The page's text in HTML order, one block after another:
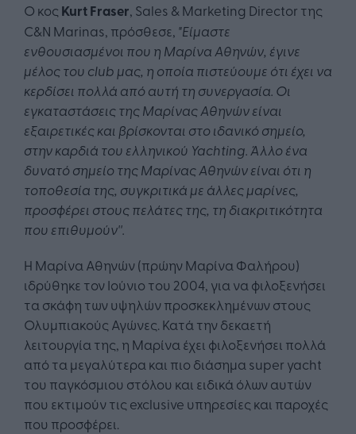
Ο κος Kurt Fraser, Sales & Marketing Director της
C&N Marinas, πρόσθεσε, "Είμαστε
ενθουσιασμένοι που η Μαρίνα Αθηνών, έγινε
μέλος του club μας, η οποία πιστεύουμε ότι έχει να
κερδίσει πολλά από αυτή τη συνεργασία. Οι
εγκαταστάσεις της Μαρίνας Αθηνών είναι
εξαιρετικές και βρίσκονται στο ιδανικό σημείο,
στην καρδιά του ελληνικού Yachting. Άλλο ένα
δυνατό σημείο της Μαρίνας Αθηνών είναι ότι η
τοποθεσία της, συγκριτικά με άλλες μαρίνες,
προσφέρει στους πελάτες της, τη διακριτικότητα
που επιθυμούν''.
Η Μαρίνα Αθηνών (πρώην Μαρίνα Φαλήρου)
ιδρύθηκε τον Ιούνιο του 2004, για να φιλοξενήσει
τα σκάφη των υψηλών προσκεκλημένων στους
Ολυμπιακούς Αγώνες. Κατά την δεκαετή
λειτουργία της, η Μαρίνα έχει φιλοξενήσει πολλά
από τα μεγαλύτερα και πιο διάσημα super yacht
του παγκόσμιου στόλου και ειδικά όλων αυτών
που εκτιμούν τις exclusive υπηρεσίες και παροχές
που προσφέρει.